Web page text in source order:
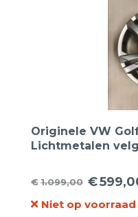
Originele VW
Lichtmetalen
€1.099,00
Oorspronkelijke
prijs
€
Huidige
prijs
Niet op voorraad